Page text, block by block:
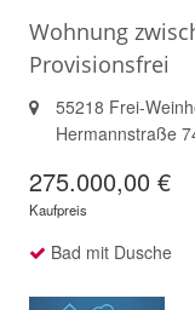
Wohnung
Provisionsfrei
55218 Frei-
Hermannstraße
275.000,00 €
Kaufpreis
Bad mit Dusche